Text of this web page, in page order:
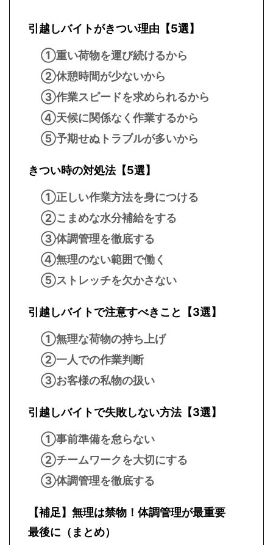
引越しバイトがきつい理由【5選】
①重い荷物を運び続けるから
②休憩時間が少ないから
③作業スピードを求められるから
④天候に関係なく作業するから
⑤予期せぬトラブルが多いから
きつい時の対処法【5選】
①正しい作業方法を身につける
②こまめな水分補給をする
③体調管理を徹底する
④無理のない範囲で働く
⑤ストレッチを欠かさない
引越しバイトで注意すべきこと【3選】
①無理な荷物の持ち上げ
②一人での作業判断
③お客様の私物の扱い
引越しバイトで失敗しない方法【3選】
①事前準備を怠らない
②チームワークを大切にする
③体調管理を徹底する
【補足】無理は禁物！体調管理が最重要
最後に（まとめ）